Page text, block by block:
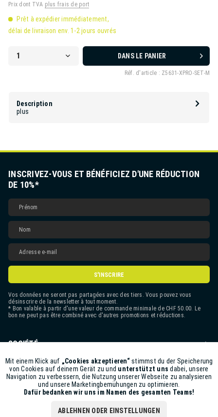
Prix dont TVA plus frais de port
Prêt à expédier immédiatement,
délai de livraison env. 1-2 jours ouvrés
DANS LE PANIER
Réf. d'article : Z5631-XPRO-SET-M
Description
plus
INSCRIVEZ-VOUS ET BÉNÉFICIEZ D'UNE RÉDUCTION
DE 10%*
S'INSCRIRE
Vos données ne seront pas partagées avec des tiers. Vous pouvez vous
désinscrire de la newsletter à tout moment.
* Bon valable à partir d'une valeur de commande minimale de CHF 50.00. Le
bon ne peut pas être combiné avec d'autres promotions et réductions.
SOCIÉTÉ
CONTACT
ASSISTANCE BOUTIQUE
INFORMATIONS
Funktionale Aktiv
Marketing Inaktiv
Mit einem Klick auf „Cookies akzeptieren“stimmst du der Speicherung
von Cookies auf deinem Gerät zu und unterstützt uns dabei, unsere
Navigation zu verbessern, die Nutzung unserer Webseite zu analysieren
und unsere Marketingbemühungen zu optimieren.
Dafür bedanken wir uns im Namen des gesamten Teams!
ABLEHNEN ODER EINSTELLUNGEN